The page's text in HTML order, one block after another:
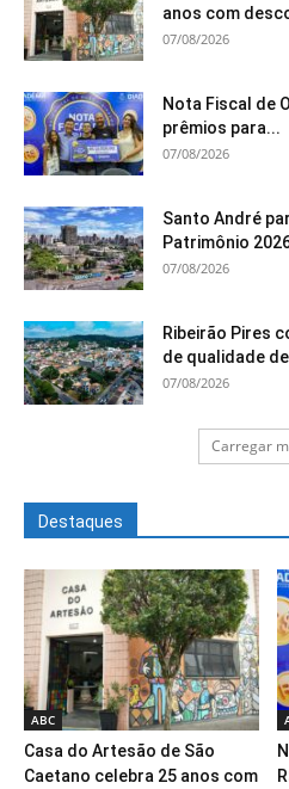
anos com
07/08/2026
Nota Fiscal de
prêmios para...
07/08/2026
Santo André
Patrimônio
07/08/2026
Ribeirão Pires
de qualidade
07/08/2026
Carregar
Destaques
ABC
Casa do Artesão de São
Caetano celebra 25 anos com